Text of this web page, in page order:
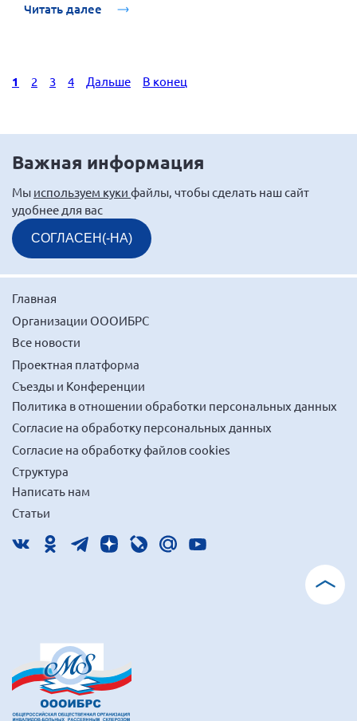
Читать далее
1 2 3 4 Дальше В конец
Важная информация
Мы используем куки файлы, чтобы сделать наш сайт
удобнее для вас
СОГЛАСЕН(-НА)
Главная
Организации ОООИБРС
Все новости
Проектная платформа
Съезды и Конференции
Политика в отношении обработки персональных данных
Согласие на обработку персональных данных
Согласие на обработку файлов cookies
Структура
Написать нам
Статьи